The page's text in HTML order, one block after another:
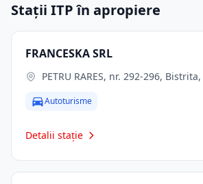
Stații ITP în apropiere
FRANCESKA SRL
PETRU RARES, nr. 292-296,
Autoturisme
Detalii stație